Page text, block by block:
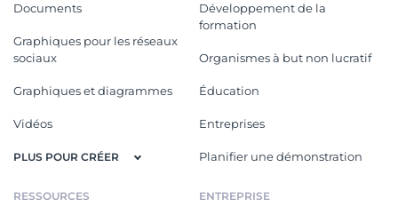
Documents
Graphiques pour les réseaux
sociaux
Graphiques et diagrammes
Vidéos
PLUS POUR CRÉER
Développement de la
formation
Organismes à but non lucratif
Éducation
Entreprises
Planifier une démonstration
RESSOURCES ENTREPRISE